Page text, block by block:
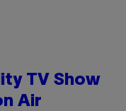
TV Show
Air